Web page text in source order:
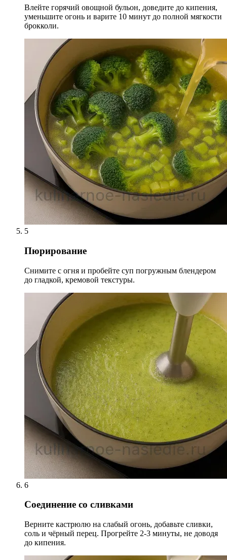
Влейте горячий овощной бульон, доведите до кипения,
уменьшите огонь и варите 10 минут до полной мягкости
брокколи.
5
Пюрирование
Снимите с огня и пробейте суп погружным блендером
до гладкой, кремовой текстуры.
6
Соединение со сливками
Верните кастрюлю на слабый огонь, добавьте сливки,
соль и чёрный перец. Прогрейте 2-3 минуты, не доводя
до кипения.